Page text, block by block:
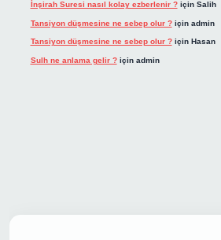
İnşirah Suresi nasıl kolay ezberlenir ?için Salih
Tansiyon düşmesine ne sebep olur ?için admin
Tansiyon düşmesine ne sebep olur ?için Hasan
Sulh ne anlama gelir ?için admin